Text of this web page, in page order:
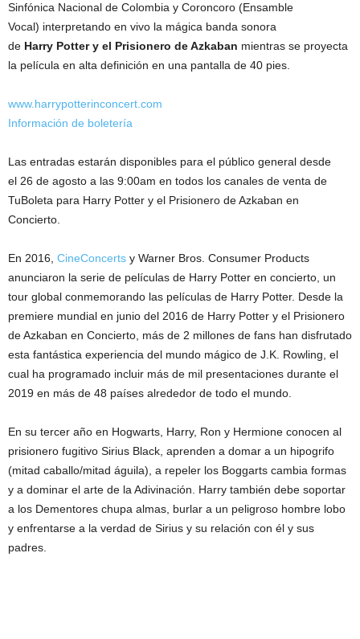
Sinfónica Nacional de Colombia y Coroncoro (Ensamble
Vocal) interpretando en vivo la mágica banda sonora
de Harry Potter y el Prisionero de Azkaban mientras se proyecta
la película en alta definición en una pantalla de 40 pies.
www.harrypotterinconcert.com
Información de boletería
Las entradas estarán disponibles para el público general desde
el 26 de agosto a las 9:00am en todos los canales de venta de
TuBoleta para Harry Potter y el Prisionero de Azkaban en
Concierto.
En 2016, CineConcerts y Warner Bros. Consumer Products
anunciaron la serie de películas de Harry Potter en concierto, un
tour global conmemorando las películas de Harry Potter. Desde la
premiere mundial en junio del 2016 de Harry Potter y el Prisionero
de Azkaban en Concierto, más de 2 millones de fans han disfrutado
esta fantástica experiencia del mundo mágico de J.K. Rowling, el
cual ha programado incluir más de mil presentaciones durante el
2019 en más de 48 países alrededor de todo el mundo.
En su tercer año en Hogwarts, Harry, Ron y Hermione conocen al
prisionero fugitivo Sirius Black, aprenden a domar a un hipogrifo
(mitad caballo/mitad águila), a repeler los Boggarts cambia formas
y a dominar el arte de la Adivinación. Harry también debe soportar
a los Dementores chupa almas, burlar a un peligroso hombre lobo
y enfrentarse a la verdad de Sirius y su relación con él y sus
padres.